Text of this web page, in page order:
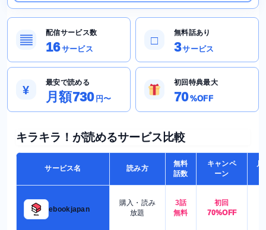
▤
配信サービス数
16サービス
□
無料話あり
3サービス
¥
最安で読める
月額730 円〜
初回特典最大
70%OFF
キラキラ！が読めるサービス比較
サービス名 読み方
無料
話数
キャンペ
ーン
月
ebookjapan
購入・読み
放題
3話
無料
初回
70%OFF